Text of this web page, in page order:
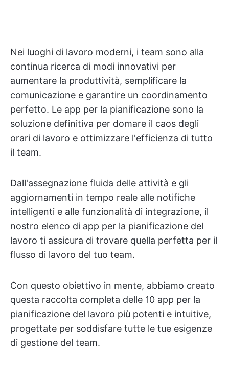
Nei luoghi di lavoro moderni, i team sono alla
continua ricerca di modi innovativi per
aumentare la produttività, semplificare la
comunicazione e garantire un coordinamento
perfetto. Le app per la pianificazione sono la
soluzione definitiva per domare il caos degli
orari di lavoro e ottimizzare l'efficienza di tutto
il team.
Dall'assegnazione fluida delle attività e gli
aggiornamenti in tempo reale alle notifiche
intelligenti e alle funzionalità di integrazione, il
nostro elenco di app per la pianificazione del
lavoro ti assicura di trovare quella perfetta per il
flusso di lavoro del tuo team.
Con questo obiettivo in mente, abbiamo creato
questa raccolta completa delle 10 app per la
pianificazione del lavoro più potenti e intuitive,
progettate per soddisfare tutte le tue esigenze
di gestione del team.